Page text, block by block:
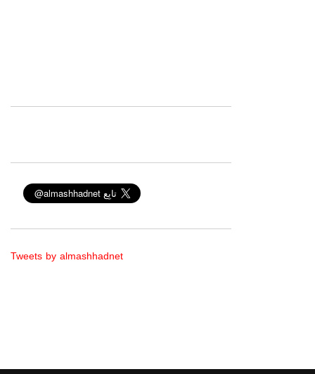
Tweets by almashhadnet